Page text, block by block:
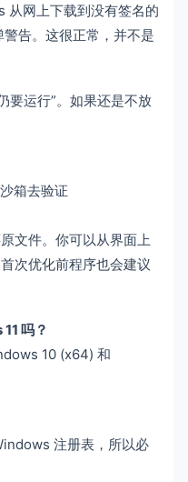
从网上下载到没有签名的
告。这很正常，并不是
要运行”。如果还是不放
箱去验证
文件。你可以从界面上
次优化前程序也会建议
吗？
10 (x64) 和
注册表，所以必